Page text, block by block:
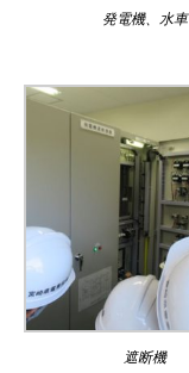
発電機、水車
遮断機